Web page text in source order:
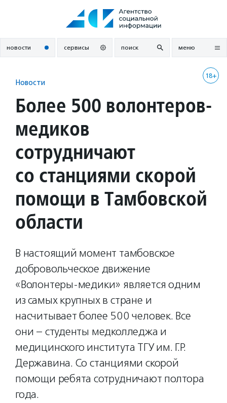
новости сервисы поиск меню
18+
Новости
Более 500 волонтеров-
медиков
сотрудничают
со станциями скорой
помощи в Тамбовской
области
В настоящий момент тамбовское
добровольческое движение
«Волонтеры-медики» является одним
из самых крупных в стране и
насчитывает более 500 человек. Все
они – студенты медколледжа и
медицинского института ТГУ им. Г.Р.
Державина. Со станциями скорой
помощи ребята сотрудничают полтора
года.